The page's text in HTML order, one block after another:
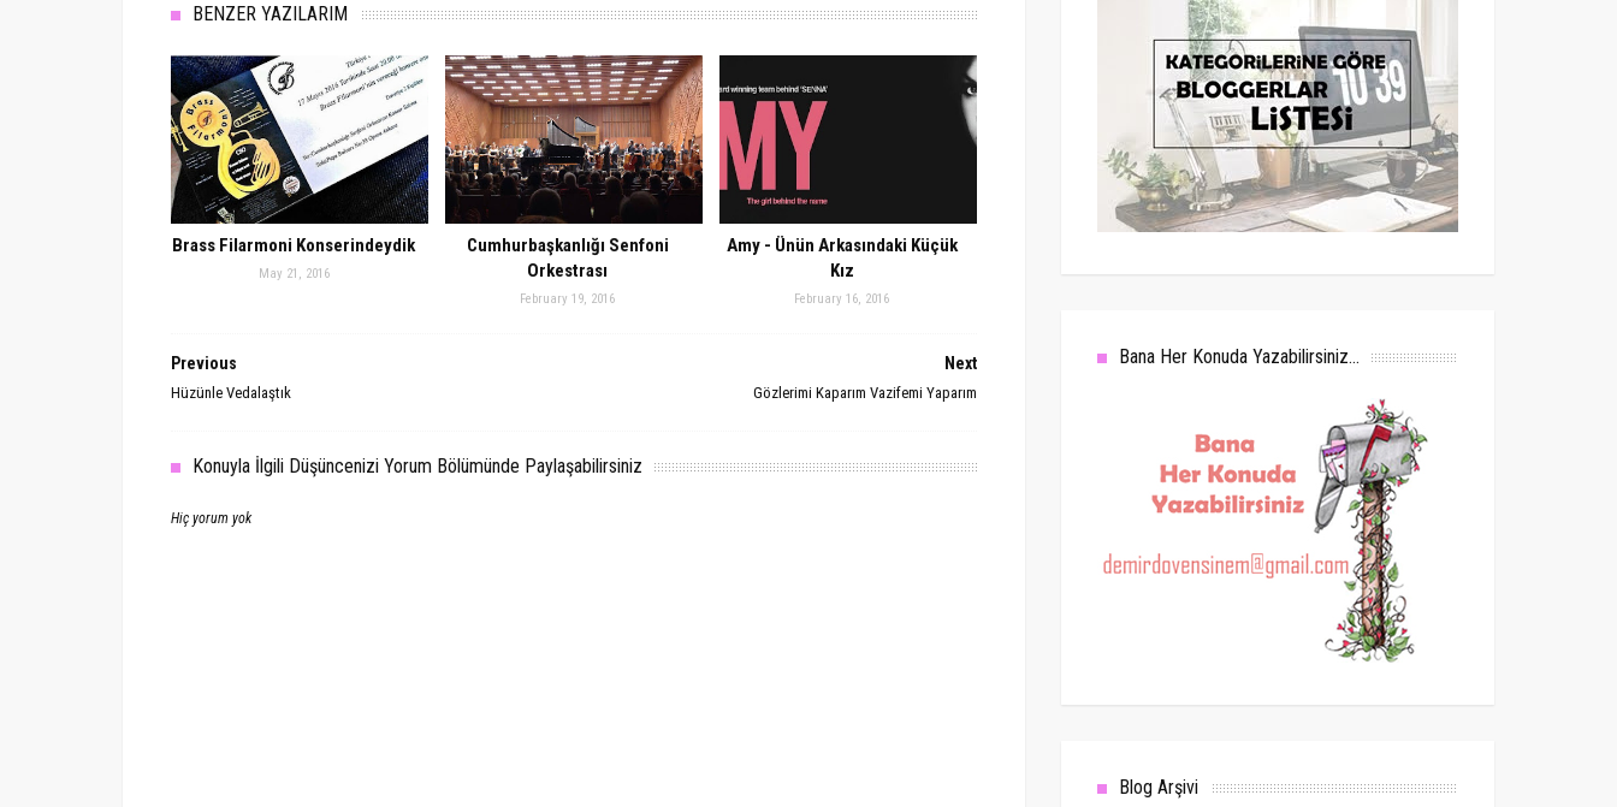
BENZER YAZILARIM
Brass Filarmoni Konserindeydik
May 21, 2016
Cumhurbaşkanlığı Senfoni
Orkestrası
February 19, 2016
Amy - Ünün Arkasındaki Küçük
Kız
February 16, 2016
Next
Gözlerimi Kaparım Vazifemi Yaparım
Previous
Hüzünle Vedalaştık
Konuyla İlgili Düşüncenizi Yorum Bölümünde Paylaşabilirsiniz
Hiç yorum yok
Bana Her Konuda Yazabilirsiniz...
Blog Arşivi